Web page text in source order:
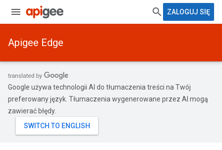
ZALOGUJ SIĘ
Apigee Edge
Google używa technologii AI do tłumaczenia treści na Twój
preferowany język. Tłumaczenia wygenerowane przez AI mogą
zawierać błędy.